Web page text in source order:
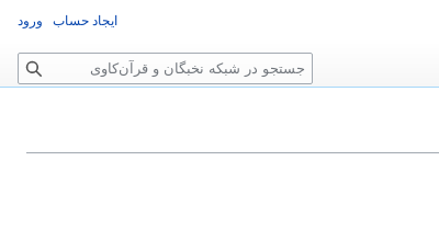
ایجاد حساب ورود
جستجو